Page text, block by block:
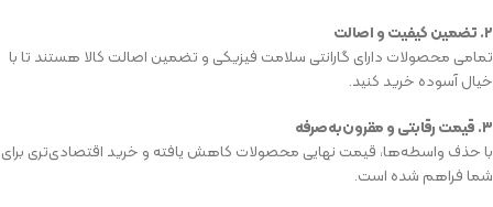
۲. تضمین کیفیت و اصالت
تمامی محصولات دارای گارانتی سلامت فیزیکی و تضمین اصالت کالا هستند تا با
خیال آسوده خرید کنید.
۳. قیمت رقابتی و مقرون‌به‌صرفه
با حذف واسطه‌ها، قیمت نهایی محصولات کاهش یافته و خرید اقتصادی‌تری برای
شما فراهم شده است.